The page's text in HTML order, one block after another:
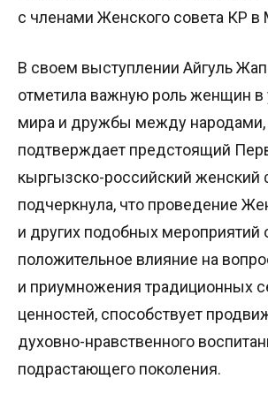
с членами Женского совета КР в
В своем выступлении Айгуль
отметила важную роль женщин в
мира и дружбы между народами,
подтверждает предстоящий
кыргызско-российский женский
подчеркнула, что проведение
и других подобных мероприятий
положительное влияние на
и приумножения традиционных
ценностей, способствует
духовно-нравственного
подрастающего поколения.